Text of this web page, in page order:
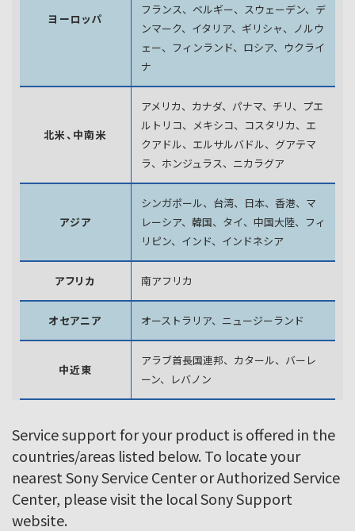
ヨーロッパ
フランス、ベルギー、スウェーデン、 デ
ンマーク、イタリア、ギリシャ、ノルウ
ェー、フィンランド、 ロシア、ウクライ
ナ
北米、中南米
アメリカ、カナダ、パナマ、チリ、プエ
ルトリコ、メキシコ、 コスタリカ、エ
クアドル、エルサルバドル、グアテマ
ラ、 ホンジュラス、ニカラグア
アジア
シンガポール、台湾、日本、香港、マ
レーシア、韓国、 タイ、中国大陸、フィ
リピン、インド、インドネシア
アフリカ 南アフリカ
オセアニア オーストラリア、ニュージーランド
中近東
アラブ首長国連邦、カタール、バーレ
ーン、レバノン
Service support for your product is offered in the
countries/areas listed below. To locate your
nearest Sony Service Center or Authorized Service
Center, please visit the local Sony Support
website.